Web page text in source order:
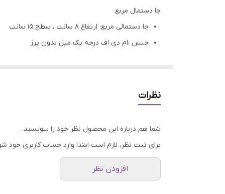
جا دستمال مربع
جا دستمالی مربع: ارتفاع ۸ سانت ، سطح ۱۵ سانت
جنس :ام دی اف درجه یک میل بدون پرز
عکس تمامی محصولات بدون افکت و کار فتوشاپ
ارسال به سراسر کشور با پست پیشتاز
نظرات
شما هم درباره این محصول نظر خود را بنویسید.
برای ثبت نظر، لازم است ابتدا وارد حساب کاربری خود
افزودن نظر